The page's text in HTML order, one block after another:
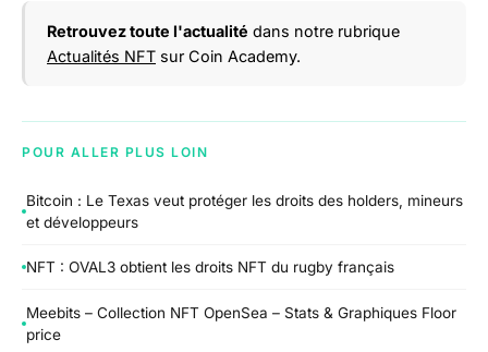
Retrouvez toute l'actualité dans notre rubrique
Actualités NFT sur Coin Academy.
POUR ALLER PLUS LOIN
Bitcoin : Le Texas veut protéger les droits des holders, mineurs
et développeurs
NFT : OVAL3 obtient les droits NFT du rugby français
Meebits – Collection NFT OpenSea – Stats & Graphiques Floor
price